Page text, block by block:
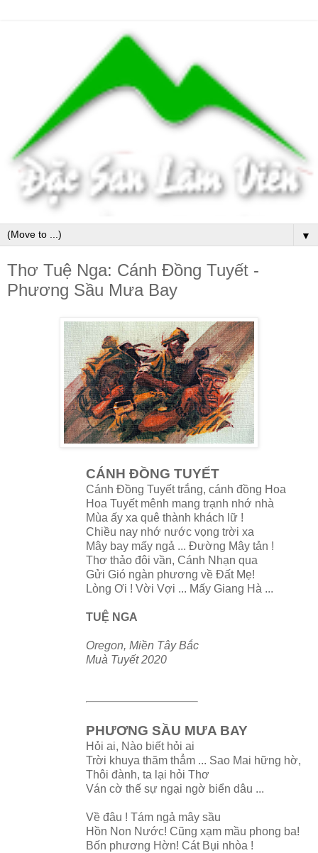
▼
Thơ Tuệ Nga: Cánh Đồng Tuyết -
Phương Sầu Mưa Bay
CÁNH ĐỒNG TUYẾT
Cánh Đồng Tuyết trắng, cánh đồng Hoa
Hoa Tuyết mênh mang trạnh nhớ nhà
Mùa ấy xa quê thành khách lữ !
Chiều nay nhớ nước vọng trời xa
Mây bay mấy ngả ... Đường Mây tản !
Thơ thảo đôi vần, Cánh Nhạn qua
Gửi Gió ngàn phương về Đất Mẹ!
Lòng Ơi ! Vời Vợi ... Mấy Giang Hà ...
TUỆ NGA
Oregon, Miền Tây Bắc
Muà Tuyết 2020
PHƯƠNG SẦU MƯA BAY
Hỏi ai, Nào biết hỏi ai
Trời khuya thăm thẳm ... Sao Mai hững hờ,
Thôi đành, ta lại hỏi Thơ
Ván cờ thế sự ngại ngờ biển dâu ...
Về đâu ! Tám ngả mây sầu
Hồn Non Nước! Cũng xạm mầu phong ba!
Bốn phương Hờn! Cát Bụi nhòa !